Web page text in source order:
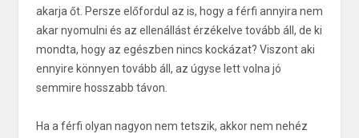
akarja őt. Persze előfordul az is, hogy a férfi annyira nem
akar nyomulni és az ellenállást érzékelve tovább áll, de ki
mondta, hogy az egészben nincs kockázat? Viszont aki
ennyire könnyen tovább áll, az úgyse lett volna jó
semmire hosszabb távon.
Ha a férfi olyan nagyon nem tetszik, akkor nem nehéz